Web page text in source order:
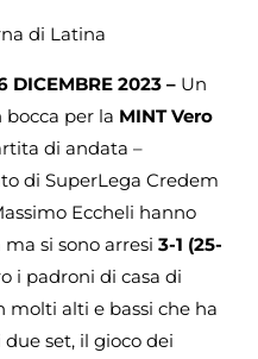
di Latina
DICEMBRE 2023 – Un
bocca per la MINT Vero
di andata –
di SuperLega Credem
Eccheli hanno
si sono arresi 3-1 (25-
i padroni di casa di
molti alti e bassi che ha
set, il gioco dei